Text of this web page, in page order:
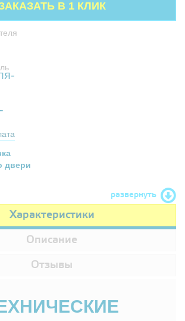
двери
развернуть
Характеристики
Описание
Отзывы